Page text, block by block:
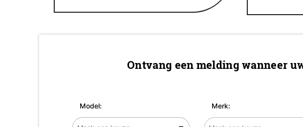
Ontvang een melding wanneer
Model: Merk: